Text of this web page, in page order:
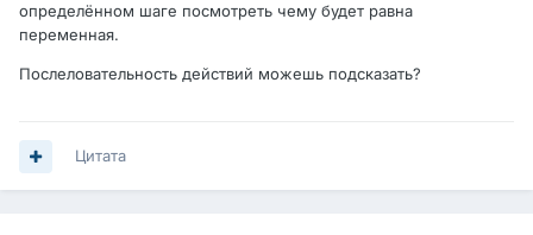
определённом шаге посмотреть чему будет равна
переменная.
Послеловательность действий можешь подсказать?
Цитата